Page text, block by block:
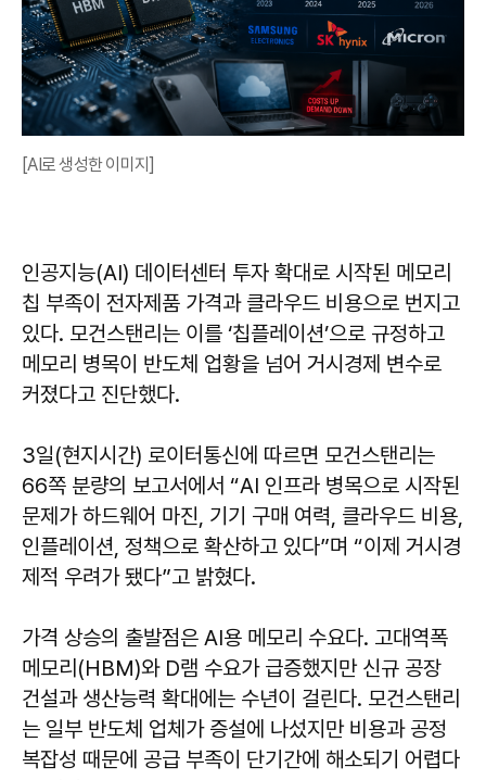
[AI로 생성한 이미지]
인공지능(AI) 데이터센터 투자 확대로 시작된 메모리
칩 부족이 전자제품 가격과 클라우드 비용으로 번지고
있다. 모건스탠리는 이를 ‘칩플레이션’으로 규정하고
메모리 병목이 반도체 업황을 넘어 거시경제 변수로
커졌다고 진단했다.
3일(현지시간) 로이터통신에 따르면 모건스탠리는
66쪽 분량의 보고서에서 “AI 인프라 병목으로 시작된
문제가 하드웨어 마진, 기기 구매 여력, 클라우드 비용,
인플레이션, 정책으로 확산하고 있다”며 “이제 거시경
제적 우려가 됐다”고 밝혔다.
가격 상승의 출발점은 AI용 메모리 수요다. 고대역폭
메모리(HBM)와 D램 수요가 급증했지만 신규 공장
건설과 생산능력 확대에는 수년이 걸린다. 모건스탠리
는 일부 반도체 업체가 증설에 나섰지만 비용과 공정
복잡성 때문에 공급 부족이 단기간에 해소되기 어렵다